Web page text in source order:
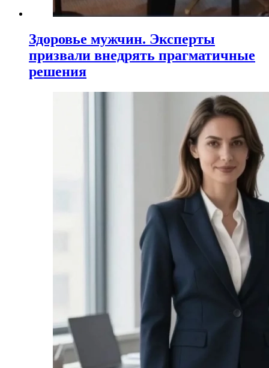
Здоровье мужчин. Эксперты
призвали внедрять прагматичные
решения